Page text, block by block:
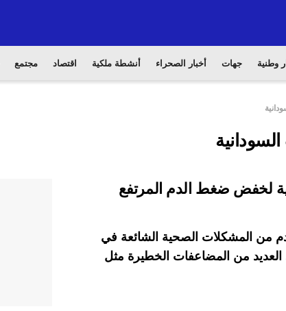
وطنية جهات أخبار الصحراء أنشطة ملكية اقتصاد مجتمع
السودانية
من المشكلات الصحية الشائعة في
العديد من المضاعفات الخطيرة مثل